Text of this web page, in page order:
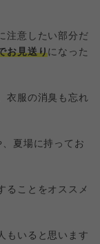
注意したい部分だ
お見送りになった
衣服の消臭も忘れ
夏場に持ってお
ることをオススメ
もいると思います